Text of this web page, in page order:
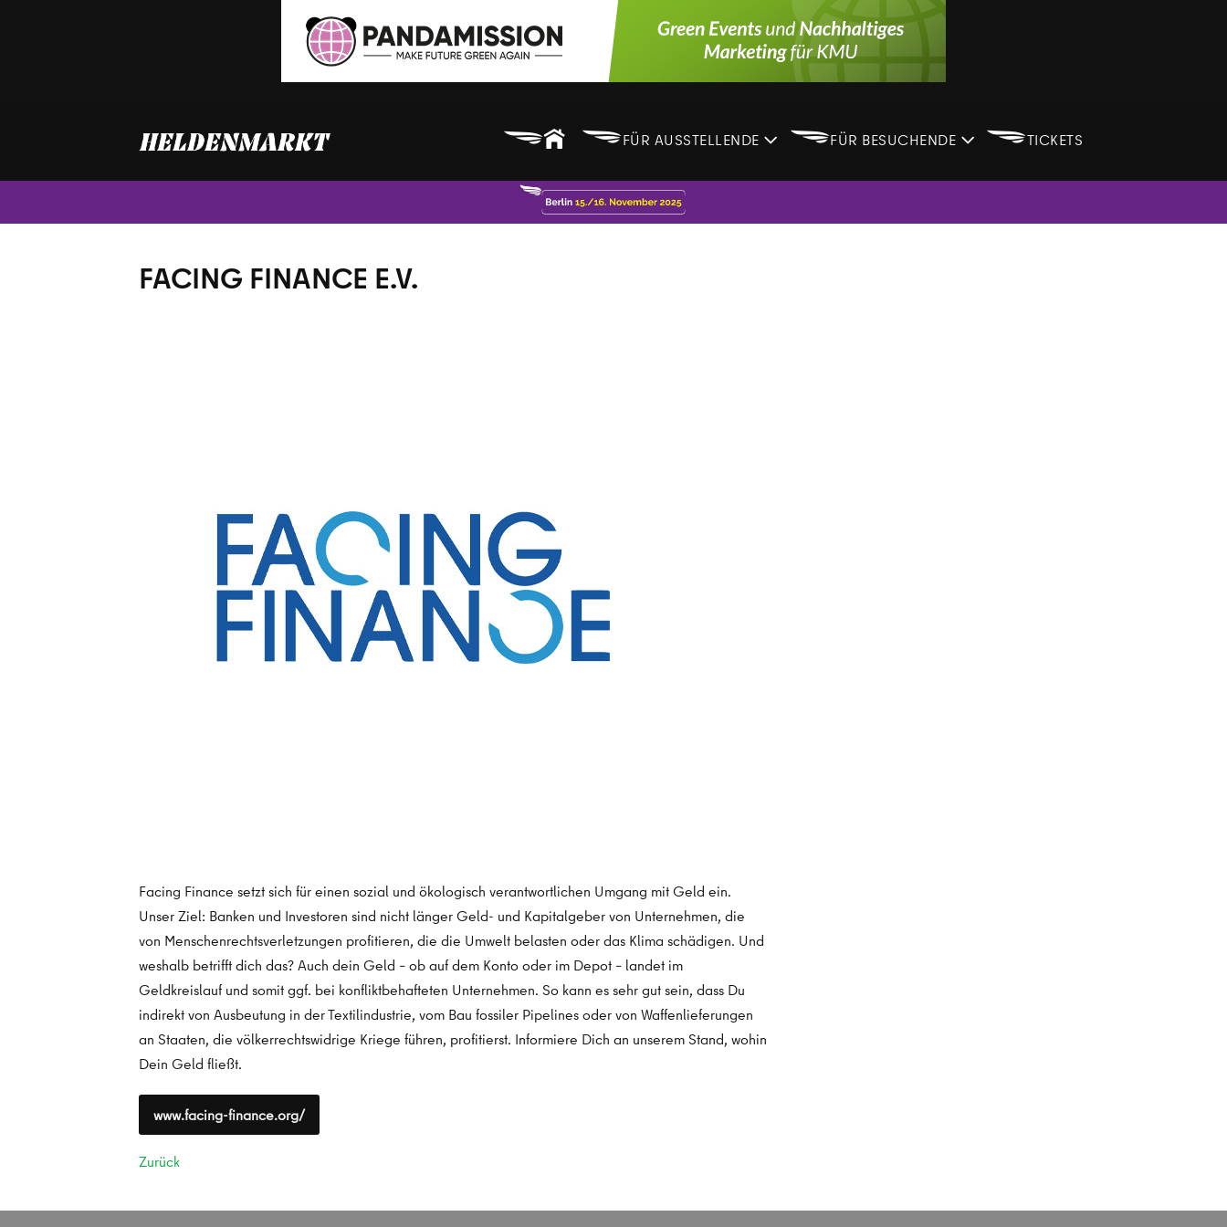
B BFÜR AUSSTELLENDE BFÜR BESUCHENDE BTICKETS
FACING FINANCE E.V.
Facing Finance setzt sich für einen sozial und ökologisch verantwortlichen Umgang mit Geld ein.
Unser Ziel: Banken und Investoren sind nicht länger Geld- und Kapitalgeber von Unternehmen, die
von Menschenrechtsverletzungen profitieren, die die Umwelt belasten oder das Klima schädigen. Und
weshalb betrifft dich das? Auch dein Geld – ob auf dem Konto oder im Depot – landet im
Geldkreislauf und somit ggf. bei konfliktbehafteten Unternehmen. So kann es sehr gut sein, dass Du
indirekt von Ausbeutung in der Textilindustrie, vom Bau fossiler Pipelines oder von Waffenlieferungen
an Staaten, die völkerrechtswidrige Kriege führen, profitierst. Informiere Dich an unserem Stand, wohin
Dein Geld fließt.
www.facing-finance.org/
Zurück